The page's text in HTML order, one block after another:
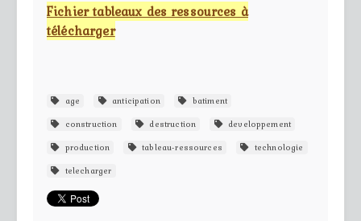
Fichier tableaux des ressources à
télécharger
age anticipation
batiment
construction
destruction
developpement
production
tableau-ressources
technologie
telecharger